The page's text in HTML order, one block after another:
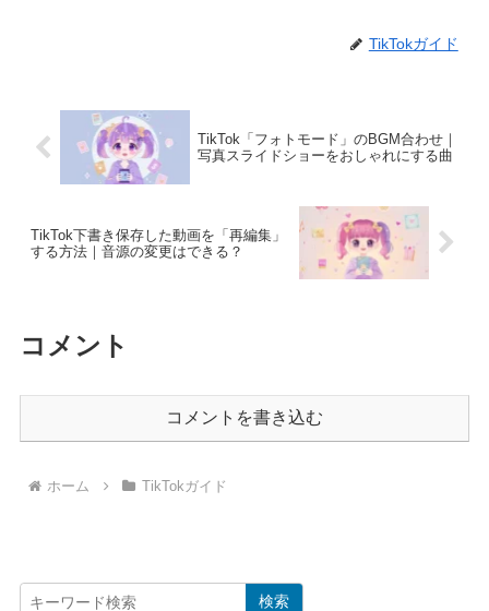
TikTokガイド
TikTok「フォトモード」のBGM合わせ｜
写真スライドショーをおしゃれにする曲
TikTok下書き保存した動画を「再編集」
する方法｜音源の変更はできる？
コメント
コメントを書き込む
ホーム TikTokガイド
検索